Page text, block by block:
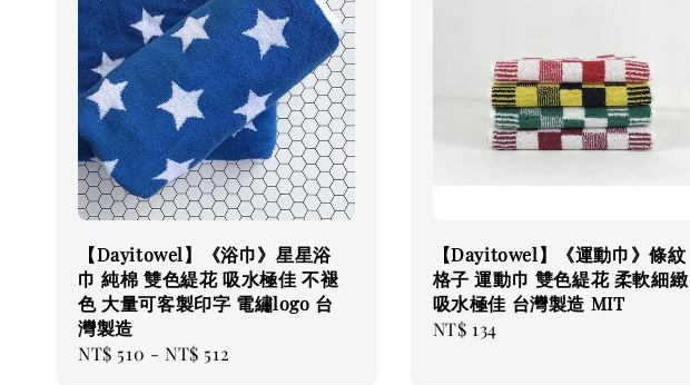
【Dayitowel】《浴巾》星星浴
巾 純棉 雙色緹花 吸水極佳 不褪
色 大量可客製印字 電繡logo 台
灣製造
Regular
NT$ 510 -NT$ 512
【Dayitowel】《運動巾》條紋
格子 運動巾 雙色緹花 柔軟細緻
吸水極佳 台灣製造 MIT
Regular
NT$ 134